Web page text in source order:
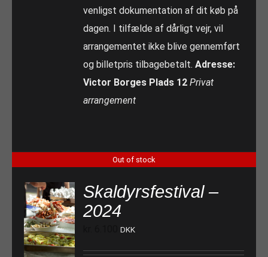
venligst dokumentation af dit køb på
dagen. I tilfælde af dårligt vejr, vil
arrangementet ikke blive gennemført
og billetpris tilbagebetalt.Adresse:
Victor Borges Plads 12 Privat
arrangement
Out of stock
Skaldyrsfestival –
2024
DKK